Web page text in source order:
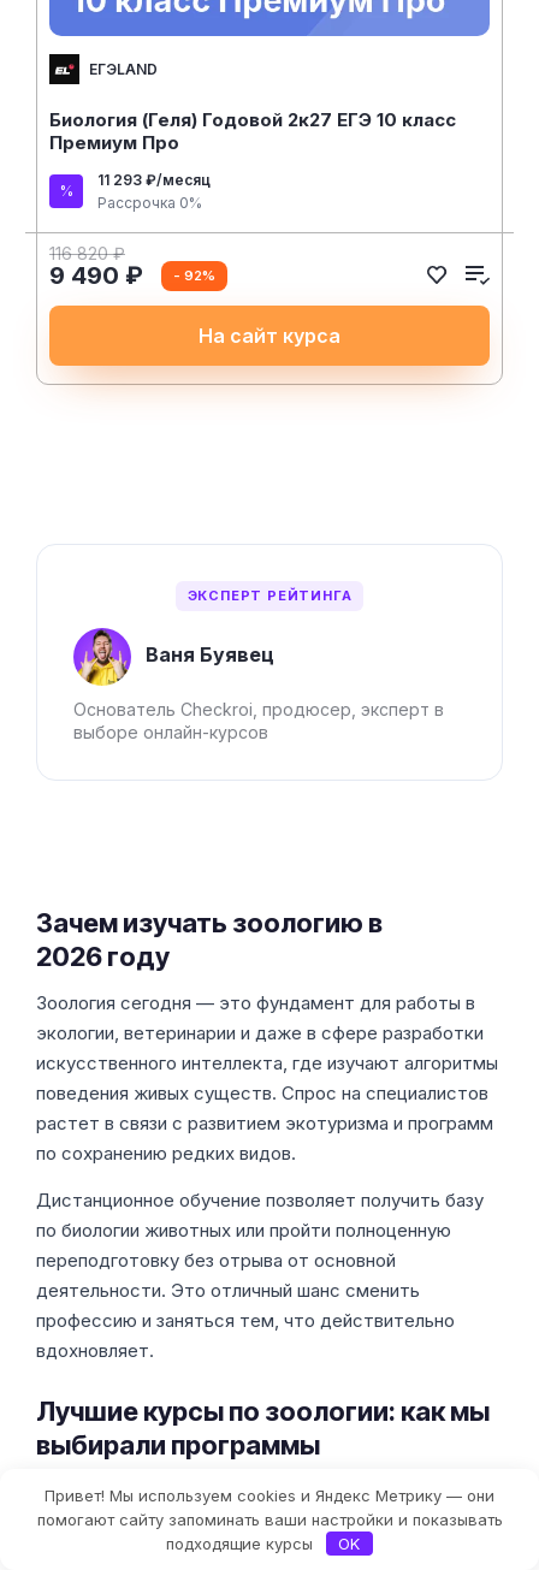
ЭКСПЕРТ РЕЙТИНГА
Ваня Буявец
Основатель Checkroi, продюсер, эксперт в
выборе онлайн-курсов
ЕГЭLAND
Биология (Геля) Годовой 2к27 ЕГЭ 10 класс
Премиум Про
11 293 ₽/месяц
Рассрочка 0%
116 820 ₽
9 490 ₽ - 92%
На сайт курса
Зачем изучать зоологию в
2026 году
Зоология сегодня — это фундамент для работы в
экологии, ветеринарии и даже в сфере разработки
искусственного интеллекта, где изучают алгоритмы
поведения живых существ. Спрос на специалистов
растет в связи с развитием экотуризма и программ
по сохранению редких видов.
Дистанционное обучение позволяет получить базу
по биологии животных или пройти полноценную
переподготовку без отрыва от основной
деятельности. Это отличный шанс сменить
профессию и заняться тем, что действительно
вдохновляет.
Лучшие курсы по зоологии: как мы
выбирали программы
При составлении рейтинга мы ориентировались на
три ключевых фактора: квалификация
преподавателей, актуальность научной базы и
Привет! Мы используем cookies и Яндекс Метрику — они
помогают сайту запоминать ваши настройки и показывать
подходящие курсы
OK
Фильтры